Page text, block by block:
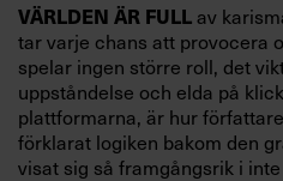
VÄRLDEN ÄR FULLav
tar varje chans att provocera
spelar ingen större roll, det
uppståndelse och elda på
plattformarna, är hur
förklarat logiken bakom den
visat sig så framgångsrik i